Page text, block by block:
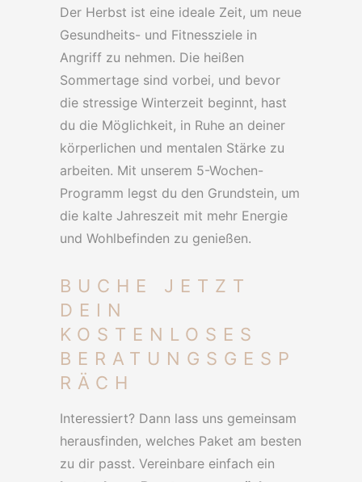
Der Herbst ist eine ideale Zeit, um neue
Gesundheits- und Fitnessziele in
Angriff zu nehmen. Die heißen
Sommertage sind vorbei, und bevor
die stressige Winterzeit beginnt, hast
du die Möglichkeit, in Ruhe an deiner
körperlichen und mentalen Stärke zu
arbeiten. Mit unserem 5-Wochen-
Programm legst du den Grundstein, um
die kalte Jahreszeit mit mehr Energie
und Wohlbefinden zu genießen.
BUCHE JETZT
DEIN
KOSTENLOSES
BERATUNGSGESP
RÄCH
Interessiert? Dann lass uns gemeinsam
herausfinden, welches Paket am besten
zu dir passt. Vereinbare einfach ein